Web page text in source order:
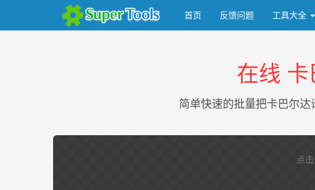
首页 反馈问题 工具大全
在线 卡
简单快速的批量把卡巴尔
点